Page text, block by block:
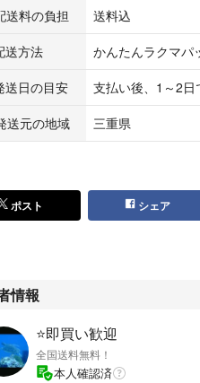
まま作業ができます。
３】 シリコンロープは形状記憶に
トに保管出来きます。【素材構成
送料の負担
送料込
送方法
かんたんラクマパ
送日の目安
支払い後、1～2日
送元の地域
三重県
ポスト シェア
情報
⭐️即買い歓迎
全国送料無料！
本人確認済